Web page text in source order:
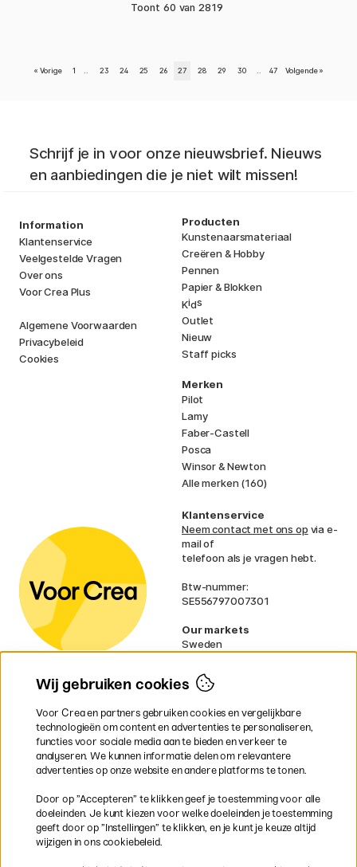
Toont 60 van 2819
« Vorige 1 23 24 25 26 27 28 29 30 47 Volgende »
Schrijf je in voor onze nieuwsbrief. Nieuws
en aanbiedingen die je niet wilt missen!
Information
Klantenservice
Veelgestelde Vragen
Over ons
Voor Crea Plus
Algemene Voorwaarden
Privacybeleid
Cookies
Producten
Kunstenaarsmateriaal
Creëren & Hobby
Pennen
Papier & Blokken
Kids
Outlet
Nieuw
Staff picks
Merken
Pilot
Lamy
Faber-Castell
Posca
Winsor & Newton
Alle merken (160)
Klantenservice
Neem contact met ons op via e-
mail of
telefoon als je vragen hebt.
Btw-nummer:
SE556797007301
Our markets
Sweden
Denmark
Finland
Ireland
Germany
UK
EU
gelden voor volumineuze producten.
Snel en veilig met creditcard of iDEAL
Wij gebruiken cookies
Voor Crea en partners gebruiken cookies en vergelijkbare
technologieën om content en advertenties te personaliseren,
functies voor sociale media aan te bieden en verkeer te
analyseren. We kunnen informatie delen om relevantere
advertenties op onze website en andere platforms te tonen.
Door op ”Accepteren” te klikken geef je toestemming voor alle
doeleinden. Je kunt kiezen voor welke doeleinden je toestemming
geeft door op ”Instellingen” te klikken, en je kunt je keuze altijd
wijzigen in ons cookiebeleid.